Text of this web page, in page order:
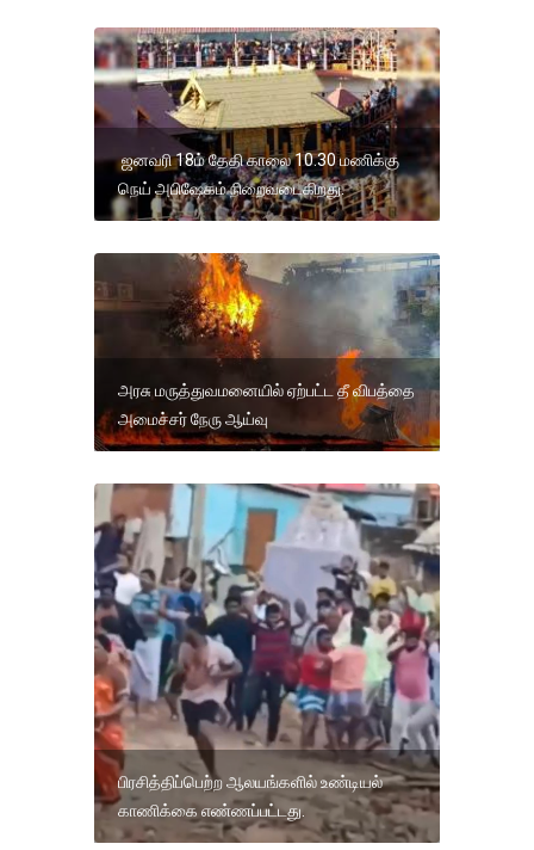
ஜனவரி 18ம் தேதி காலை 10.30 மணிக்கு
நெய் அபிஷேகம் நிறைவடைகிறது.
அரசு மருத்துவமனையில் ஏற்பட்ட தீ விபத்தை
அமைச்சர் நேரு ஆய்வு
பிரசித்திப்பெற்ற ஆலயங்களில் உண்டியல்
காணிக்கை எண்ணப்பட்டது.